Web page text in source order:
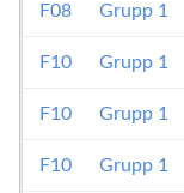
F08 Grupp 1
F10 Grupp 1
F10 Grupp 1
F10 Grupp 1